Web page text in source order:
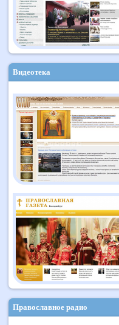
Видеотека
Православное радио